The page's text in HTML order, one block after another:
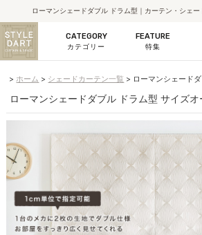
ローマンシェードダブル ドラム型｜カーテン・シェ
CATEGORY
カテゴリー
FEATURE
特集
ホーム シェードカーテン一覧 ローマンシェード
ローマンシェードダブル ドラム型 サイズオ